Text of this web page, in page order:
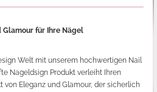
für Ihre Nägel
Welt mit unserem hochwertigen Nail
Nageldsign Produkt verleiht Ihren
von Eleganz und Glamour, der sicherlich